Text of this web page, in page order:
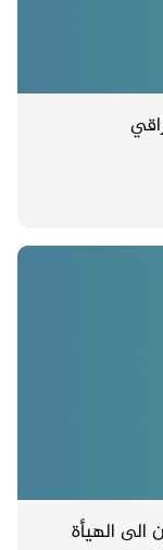
الى الهيأة